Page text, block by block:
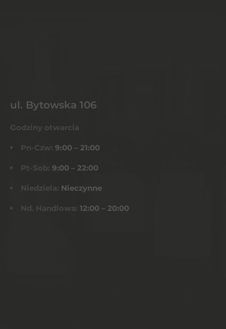
ul. Bytowska 106
Godziny otwarcia
Pn-Czw: 9:00 – 21:00
Pt-Sob: 9:00 – 22:00
Niedziela: Nieczynne
Nd. Handlowa: 12:00 – 20:00